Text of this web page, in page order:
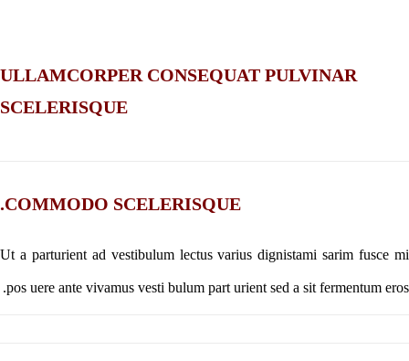
ULLAMCORPER CONSEQUAT PULVINAR
SCELERISQUE
COMMODO SCELERISQUE.
Ut a parturient ad vestibulum lectus varius dignistami sarim fusce mi
pos uere ante vivamus vesti bulum part urient sed a sit fermentum eros.